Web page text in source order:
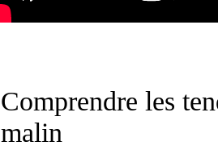
Comprendre les
malin